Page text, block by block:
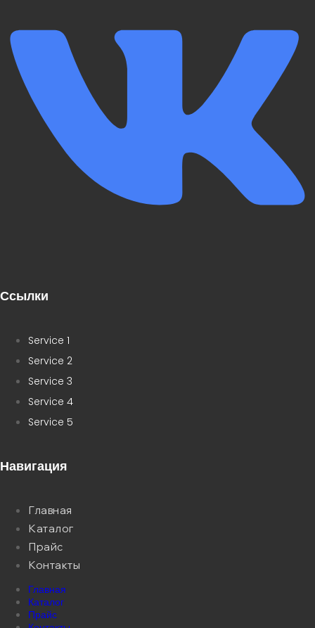
Ссылки
Service 1
Service 2
Service 3
Service 4
Service 5
Навигация
Главная
Каталог
Прайс
Контакты
Главная
Каталог
Прайс